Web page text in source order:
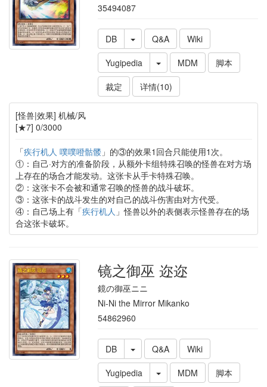
35494087
DB Q&A
Wiki
Yugipedia
MDM
脚本
裁定
详情(10)
[怪兽|效果] 机械/风
[★7] 0/3000
「疾行机人 噗噗噔骷髅」的③的效果1回合只能使用1次。
①：自己·对方的准备阶段，从额外卡组特殊召唤的怪兽在对方场
上存在的场合才能发动。这张卡从手卡特殊召唤。
②：这张卡不会被和通常召唤的怪兽的战斗破坏。
③：这张卡的战斗发生的对自己的战斗伤害由对方代受。
④：自己场上有「疾行机人 」怪兽以外的表侧表示怪兽存在的场
合这张卡破坏。
镜之御巫 迩迩
鏡の御巫ニニ
Ni-Ni the Mirror Mikanko
54862960
DB Q&A
Wiki
Yugipedia
MDM 脚本